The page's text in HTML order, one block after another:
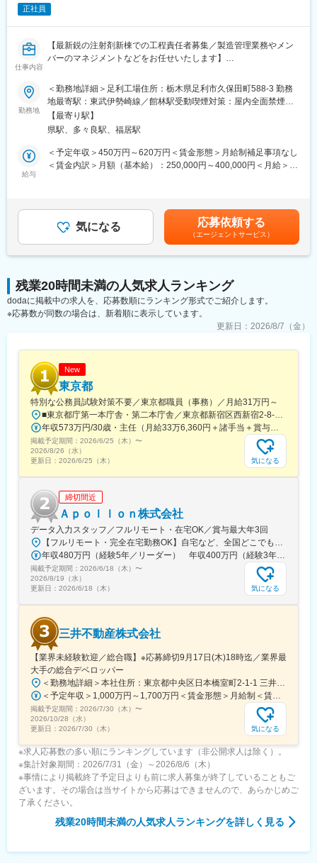
ます。
（3）機械の操作作業（機械オペレーター業務）
原料製造設備、原材料搬入出設備等での機械の操作を行っていた
だきます。
難しいプログラミングなどは不要です。慣れるまでは先輩が一緒
に作業するのでご安心ください。
■教育・研修制度：
社員一人ひとりが自身の能力、個性を100％活かせるよう、社員
の成長度合に応じて、様々な教育プログラム・研修制度を設け、
それぞれのキャリアアップを支援しています。
■働き方：
・転勤は想定していません。徳島に腰を据えて働くことが出来ま
・資格取得支援制度や、入社年次にあわせた階層別研修など、長
期的なキャリアアップに向けた支援制度をご用意しています。
■当社の特徴：
学メーカーです。培ってきた技術力を活かし、医薬品や食品、工
業分野で使用される製品の開発・製造を行っています。お客様の
ニーズに迅速に応え、品質の高い製品とサービスを提供すること
を大切にしています。
正社員
仕事内容
【最新鋭の注射剤新棟での工程責任者募集／製造管理業務やメン
バーのマネジメントなどをお任せいたします】
■業務内容
シミックCMO株式会社では医薬品の受託製造を行っております。
様々な医薬品を供給できる信頼性の高い技術を有しており、経験
豊富な技術スタッフとご一緒に働いてみませんか。
足利工場では、2018年に最先端の注射剤新棟が稼働致しました。
スタートアップの段階から多くの業務に携わって頂ける貴重なポ
ルに応じて、そちらの部署での検討もさせて頂いております。
・製造管理業務
・メンバーマネジメント
・逸脱処理・変更管理・品質情報等のGMP管理に係る業務
■足利工場について
・主なサービス内容
固形製剤・注射製剤・治験薬製造（注射剤）
・生産能力（年間）
錠剤（24億錠）／散・顆粒剤（54トン）／注射剤（アンプル290
万本、新棟バイアル280万本）
・施設の特徴
フレキシビリティ：大量生産から少量生産まで対応
剤型：脂肪乳化アンプル剤、生物由来製剤、糖衣錠
技術力：スケールアップ検討、技術移転に対応
品質保証システム：高度な品質保証システム
PIC／S対応：新注射剤棟 PIC／S対応・3極GMP対応
変更の範囲：会社の定める業務
勤務地
＜勤務地詳細＞足利工場住所：栃木県足利市久保田町588-3 勤務
地最寄駅：東武伊勢崎線／館林駅受動喫煙対策：屋内全面禁煙変
更の範囲：会社の定める事業所
【最寄り駅】
県駅、多々良駅、福居駅
給与
＜予定年収＞450万円～620万円＜賃金形態＞月給制補足事項なし
＜賃金内訳＞月額（基本給）：250,000円～400,000円＜月給＞
あり、選考を通じて上下する可能性があります。月給(月額)は固定
手当を含めた表記です。
気になる 応募依頼する
（エージェントサービス）
残業20時間未満の人気求人ランキング
dodaに掲載中の求人を、応募数順にランキング形式でご紹介します。
※応募数が同数の場合は、新着順に表示しています。
更新日： 2026/8/7（金）
New
東京都
特別な公務員試験対策不要／東京都職員（事務）／月給31万円～
■東京都庁第一本庁舎・第二本庁舎／東京都新宿区西新宿2-8-1 ※東京都庁本庁舎のほか、都内の出先事業所などに配属される場合があります。 ※配属される部署によってリモートワークの相談も可能です。 ◎アクセス・「JR新宿駅」（西口から徒歩約10分）・都営地下鉄大江戸線「都庁前駅」・新宿駅西口（地下バスのりば）から都営バス（都庁循環）「都庁第一本庁舎」、「都庁第二本庁舎」、「都議会議事堂」下車・JR新宿駅西改札「新宿駅西口」バス停から「西参道方面」行きの新宿WEバス乗車、「新宿ワシントンホテル前」下車※禁煙対策：敷地内禁煙
年収573万円/30歳・主任（月給33万6,360円＋諸手当＋賞与） 年収694万円/35歳・課長代理（月給40万3,560円＋諸手当＋賞与）
掲載予定期間： 2026/6/25（木） 〜
2026/8/26（水）
更新日： 2026/6/25（木） 気になる
締切間近
Ａｐｏｌｌｏｎ株式会社
データ入力スタッフ／フルリモート・在宅OK／賞与最大年3回
【フルリモート・完全在宅勤務OK】自宅など、全国どこでもあなたが働きやすい場所で働けます★転居を伴う転勤なし★全国47都道府県どこからでも応募OK【本社】東京都新宿区山吹町130番地の15 茜ビル2-A＜アクセス＞有楽町線「江戸川橋駅」、東西線「東西線」より徒歩10分※受動喫煙対策：あり
年収480万円（経験5年／リーダー） 年収400万円（経験3年／メンバー）
掲載予定期間： 2026/6/18（木） 〜
2026/8/19（水）
更新日： 2026/6/18（木） 気になる
三井不動産株式会社
【業界未経験歓迎／総合職】※応募締切9月17日(木)18時迄／業界最
大手の総合デベロッパー
＜勤務地詳細＞本社住所：東京都中央区日本橋室町2-1-1 三井本館勤務地最寄駅：東京メトロ銀座線・半蔵門線／三越前駅受動喫煙対策：屋内全面禁煙変更の範囲：会社の定める事業所（リモートワーク含む）
＜予定年収＞1,000万円～1,700万円＜賃金形態＞月給制＜賃金内訳＞月額（基本給）：470,000円～800,000円＜月給＞470,000円～800,000円＜昇給有無＞有＜残業手当＞有＜給与補足＞※経験に応ず※上記年収は基礎給与・賞与（2回）を含む。時間外勤務手当・諸手当別途支給。※あくまでモデルケースであり、実際の年収とは異なる可能性があります。処遇条件の詳細は内定後のオファー面談にてご説明いたします。賃金はあくまでも目安の金額であり、選考を通じて上下する可能性があります。月給(月額)は固定手当を含めた表記です。
掲載予定期間： 2026/7/30（木） 〜
2026/10/28（水）
更新日： 2026/7/30（木） 気になる
※求人応募数の多い順にランキングしています（非公開求人は除く）。
※集計対象期間：2026/7/31（金）～2026/8/6（木）
※事情により掲載終了予定日よりも前に求人募集が終了していることもご
ざいます。その場合は当サイトから応募はできませんので、あらかじめご
了承ください。
残業20時間未満の人気求人ランキングを詳しく見る